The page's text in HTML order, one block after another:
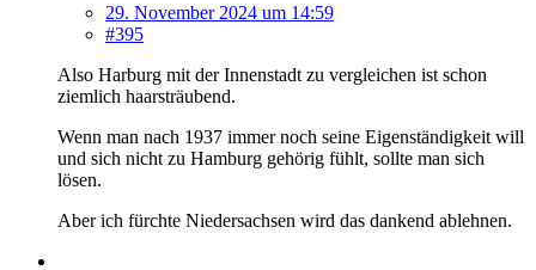
29. November 2024 um 14:59
#395
Also Harburg mit der Innenstadt zu vergleichen ist schon
ziemlich haarsträubend.
Wenn man nach 1937 immer noch seine Eigenständigkeit will
und sich nicht zu Hamburg gehörig fühlt, sollte man sich
lösen.
Aber ich fürchte Niedersachsen wird das dankend ablehnen.